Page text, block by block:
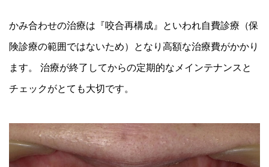
かみ合わせの治療は『咬合再構成』といわれ自費診療（保
険診療の範囲ではないため）となり高額な治療費がかかり
ます。 治療が終了してからの定期的なメインテナンスと
チェックがとても大切です。